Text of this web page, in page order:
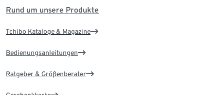
Rund um unsere Produkte
Tchibo Kataloge & Magazine
Bedienungsanleitungen
Ratgeber & Größenberater